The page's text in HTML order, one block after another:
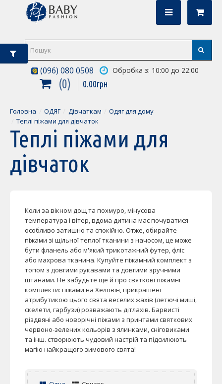
(096) 080 0508 Обробка з: 10:00 до 22:00
0 0.00грн
Головна ОДЯГ Дівчаткам
Одяг для дому
Теплі піжами для дівчаток
Теплі піжами для
дівчаток
Коли за вікном дощ та похмуро, мінусова
температура і вітер, вдома дитина має почуватися
особливо затишно та спокійно. Отже, обирайте
піжами зі щільної теплої тканини з начосом, це може
бути фланель або м'який трикотажний футер, фліс
або махрова тканина. Купуйте піжамний комплект з
топом з довгими рукавами та довгими зручними
штанами. Не забудьте ще й про святкові піжамні
комплекти: піжами на Хеловін, прикрашені
атрибутикою цього свята веселих жахів (летючі миші,
скелети, гарбузи) розважають дітлахів. Барвисті
різдвяні або новорічні піжами з принтами святкових
червоно-зелених кольорів з ялинками, сніговиками
та інш. створюють чудовий настрій та підсилюють
магію найкращого зимового свята!